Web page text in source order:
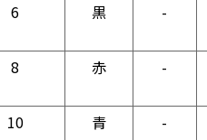
6 黒 -
8 赤 -
10 青 -